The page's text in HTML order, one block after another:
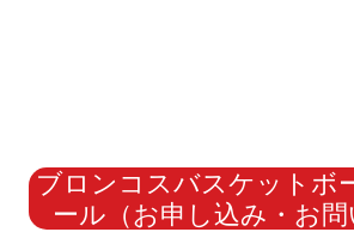
ブロンコスバスケットボ
ール（お申し込み・お問